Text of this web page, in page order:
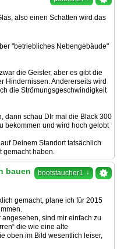
also einen Schatten wird das
"betriebliches Nebengebäude"
die Geister, aber es gibt die
Hindernissen. Andererseits wird
die Strömungsgeschwindigkeit
dann schau DIr mal die Black 300
bekommen und wird hoch gelobt
Deinem Standort tatsächlich
gemacht haben.
bootstaucher1 ↓
bauen
gemacht, plane ich für 2015
sind mir einfach zu
die wie eine alte
oben im Bild wesentlich leiser,